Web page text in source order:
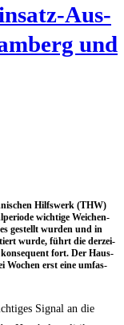
Aus­
und
Hilfs­werk (THW)
wich­ti­ge Wei­chen­
gestellt wur­den und in
wur­de, führt die der­zei­
fort. Der Haus­
Wochen erst eine umfas­
Signal an die